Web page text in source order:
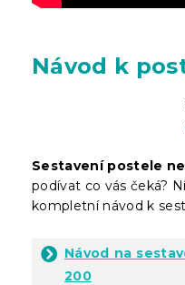
Návod k
Sestavení postele
podívat co vás čeká?
kompletní návod k
Návod na
200